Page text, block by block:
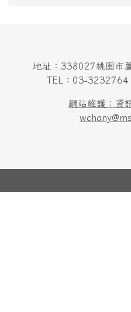
地址：338027桃園市
TEL：03-
網站維護：資